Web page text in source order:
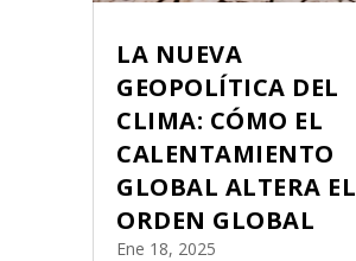
LA NUEVA
GEOPOLÍTICA DEL
CLIMA: CÓMO EL
CALENTAMIENTO
GLOBAL ALTERA EL
ORDEN GLOBAL
Ene 18, 2025